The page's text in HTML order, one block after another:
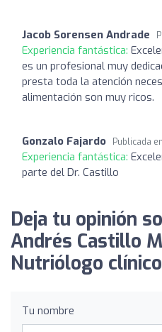
Jacob Sorensen Andrade
Experiencia fantástica:
es un profesional muy
presta toda la atención
alimentación son muy ricos.
Gonzalo Fajardo Publicada en
Experiencia fantástica:
parte del Dr. Castillo
Deja tu opinión
Andrés Castillo
Nutriólogo
Tu nombre